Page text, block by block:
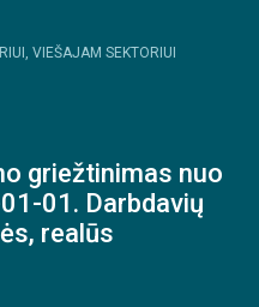
VIEŠAJAM SEKTORIUI
griežtinimas nuo
01. Darbdavių
realūs